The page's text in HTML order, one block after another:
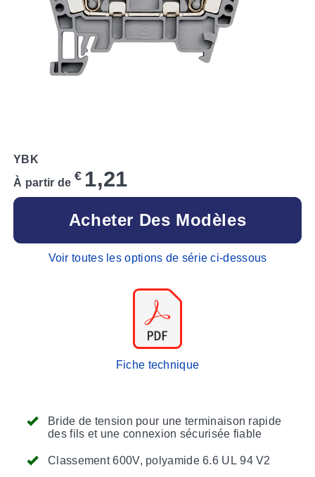
Bride de tension pour une terminaison rapide
des fils et une connexion sécurisée fiable
Classement 600V, polyamide 6.6 UL 94 V2
YBK
À partir de € 1,21
Acheter Des Modèles
Voir toutes les options de série ci-dessous
Fiche technique